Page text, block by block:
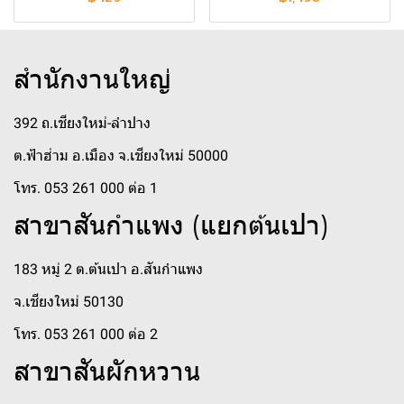
สำนักงานใหญ่
392 ถ.เชียงใหม่-ลำปาง
ต.ฟ้าฮ่าม อ.เมือง จ.เชียงใหม่ 50000
โทร. 053 261 000 ต่อ 1
สาขาสันกำแพง (แยกต้นเปา)
183 หมู่ 2 ต.ต้นเปา อ.สันกำแพง
จ.เชียงใหม่ 50130
โทร. 053 261 000 ต่อ 2
สาขาสันผักหวาน